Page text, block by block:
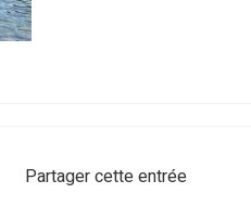
Partager cette entrée